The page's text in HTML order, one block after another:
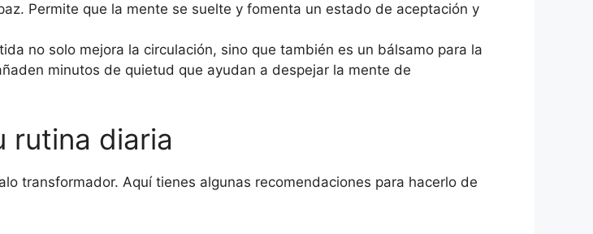
Permite que la mente se suelte y fomenta un estado de aceptación y
no solo mejora la circulación, sino que también es un bálsamo para la
minutos de quietud que ayudan a despejar la mente de
rutina diaria
transformador. Aquí tienes algunas recomendaciones para hacerlo de